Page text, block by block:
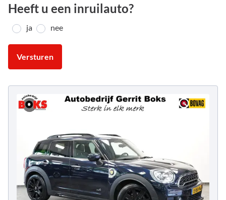
Heeft u een inruilauto?
ja nee
Versturen